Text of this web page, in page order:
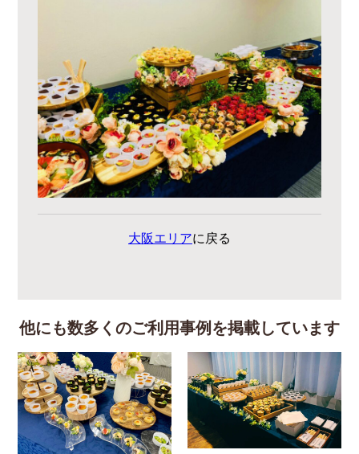
大阪エリアに戻る
他にも数多くのご利用事例を掲載しています